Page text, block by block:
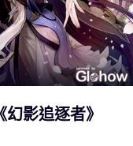
影追逐者》